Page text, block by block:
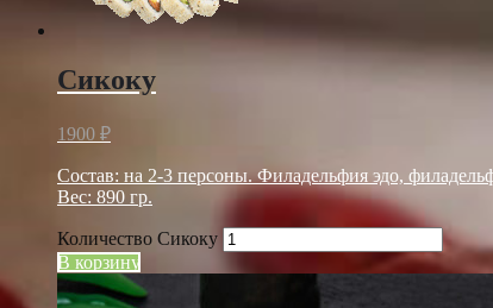
Сикоку
1900 ₽
Cостав: на 2-3 персоны. Филадельфия эдо,
Вес: 890 гр.
Количество Сикоку
В корзину